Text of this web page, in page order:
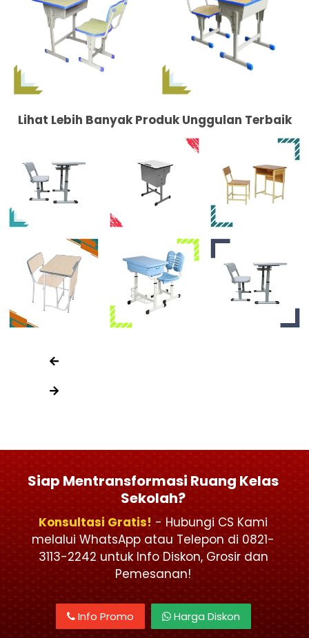
Lihat Lebih Banyak Produk Unggulan Terbaik
Siap Mentransformasi Ruang Kelas
Sekolah?
Konsultasi Gratis! - Hubungi CS Kami
melalui WhatsApp atau Telepon di 0821-
3113-2242 untuk Info Diskon, Grosir dan
Pemesanan!
Info Promo Harga Diskon